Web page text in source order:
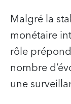
Malgré la
monétaire
rôle
nombre
une